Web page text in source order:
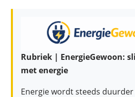
Rubriek | EnergieGewoon:
met energie
Energie wordt steeds duurder